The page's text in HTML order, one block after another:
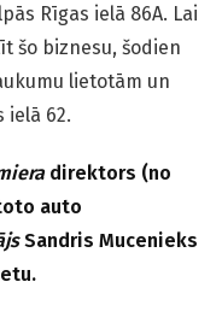
Rīgas ielā 86A. Lai
šo biznesu, šodien
lietotām un
ielā 62.
direktors (no
auto
Sandris Mucenieks